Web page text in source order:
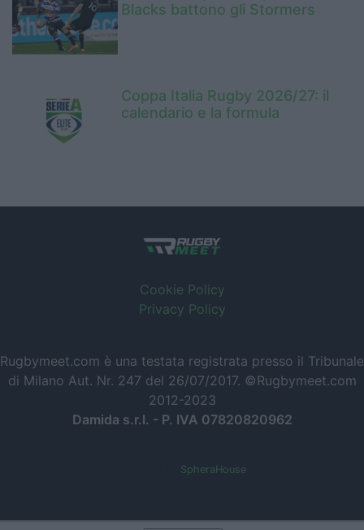
Blacks battono gli Stormers
Coppa Italia Rugby 2026/27: il
calendario e la formula
Cookie Policy
Privacy Policy
Rugbymeet.com è una testata registrata presso il Tribunale
di Milano Aut. Nr. 247 del 26/07/2017. ©Rugbymeet.com
2012-2023
Damida s.r.l. - P. IVA 07820820962
SpheraHouse